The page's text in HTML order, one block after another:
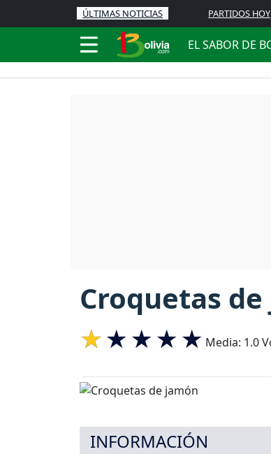
ÚLTIMAS NOTICIAS PARTIDOS HOY
EL SABOR DE
Croquetas
Media: 1.0
INFORMACIÓN